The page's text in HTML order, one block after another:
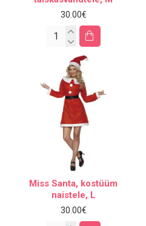
30.00€
Miss Santa, kostüüm
naistele, L
30.00€